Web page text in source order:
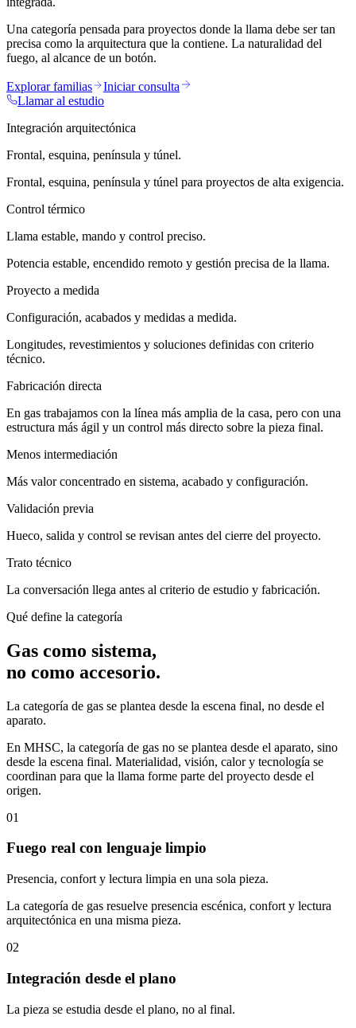
Una categoría pensada para proyectos donde la llama debe ser tan
precisa como la arquitectura que la contiene. La naturalidad del
fuego, al alcance de un botón.
Explorar familias
Iniciar consulta
Llamar al estudio
Integración arquitectónica
Frontal, esquina, península y túnel.
Frontal, esquina, península y túnel para proyectos de alta exigencia.
Control térmico
Llama estable, mando y control preciso.
Potencia estable, encendido remoto y gestión precisa de la llama.
Proyecto a medida
Configuración, acabados y medidas a medida.
Longitudes, revestimientos y soluciones definidas con criterio
técnico.
Fabricación directa
En gas trabajamos con la línea más amplia de la casa, pero con una
estructura más ágil y un control más directo sobre la pieza final.
Menos intermediación
Más valor concentrado en sistema, acabado y configuración.
Validación previa
Hueco, salida y control se revisan antes del cierre del proyecto.
Trato técnico
La conversación llega antes al criterio de estudio y fabricación.
Qué define la categoría
Gas como sistema,
no como accesorio.
La categoría de gas se plantea desde la escena final, no desde el
aparato.
En MHSC, la categoría de gas no se plantea desde el aparato, sino
desde la escena final. Materialidad, visión, calor y tecnología se
coordinan para que la llama forme parte del proyecto desde el
origen.
01
Fuego real con lenguaje limpio
Presencia, confort y lectura limpia en una sola pieza.
La categoría de gas resuelve presencia escénica, confort y lectura
arquitectónica en una misma pieza.
02
Integración desde el plano
La pieza se estudia desde el plano, no al final.